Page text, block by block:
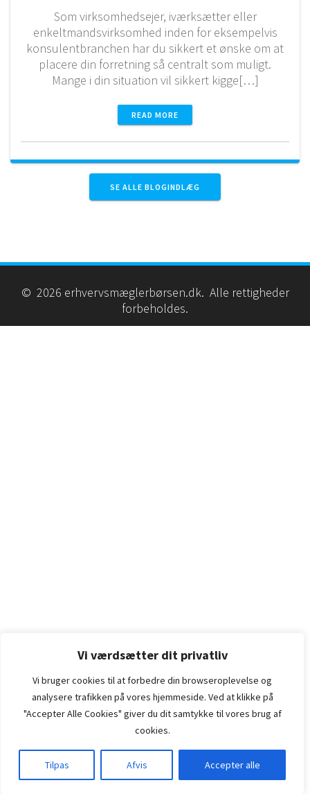
Vi værdsætter dit privatliv
Vi bruger cookies til at forbedre din browseroplevelse og
analysere trafikken på vores hjemmeside. Ved at klikke på
"Accepter Alle Cookies" giver du dit samtykke til vores brug af
cookies.
Tilpas Afvis Accepter alle
Som virksomhedsejer, iværksætter eller
enkeltmandsvirksomhed inden for eksempelvis
konsulentbranchen har du sikkert et ønske om at
placere din forretning så centralt som muligt.
Mange i din situation vil sikkert kigge[…]
READ MORE
SE ALLE BLOGINDLÆG
© 2026 erhvervsmæglerbørsen.dk. Alle rettigheder
forbeholdes.